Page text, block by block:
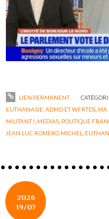
LIEN PERMANENT
EUTHANASIE, ADMD ET WFRTDS MA
MILITANT ! MEDIAS POLITIQUE
JEAN LUC ROMERO MICHEL
2026
19/07